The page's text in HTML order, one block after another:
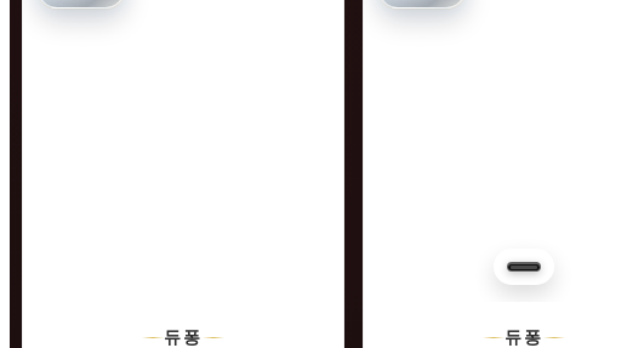
듀퐁 듀퐁